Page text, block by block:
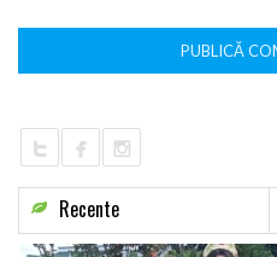
Recente